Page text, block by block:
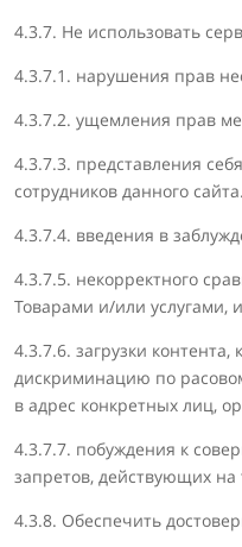
4.3.7. Не использовать
4.3.7.1. нарушения прав
4.3.7.2. ущемления прав
4.3.7.3. представления
сотрудников данного сайта.
4.3.7.4. введения в
4.3.7.5. некорректного
Товарами и/или услугами,
4.3.7.6. загрузки
дискриминацию по
в адрес конкретных лиц,
4.3.7.7. побуждения к
запретов, действующих
4.3.8. Обеспечить